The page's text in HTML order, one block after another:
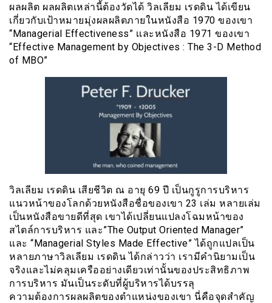
ผลผลิต ผลผลิตเหล่านี้ต้องวัดได้ วิลเลียม เรดดิน ได้เขียน
เกี่ยวกับเป้าหมายมุ่งผลผลิตภายในหนังสือ 1970 ของเขา
“Managerial Effectiveness” เเละหนังสือ 1971 ของเขา
“Effective Management by Objectives : The 3-D Method
of MBO”
วิลเลียม เรดดิน เสียชีวิต ณ อายุ 69 ปี เป็นกูรูการบริหาร
แนวหน้าของโลกด้วยหนังสือชื่อของเขา 23 เล่ม หลายเล่ม
เป็นหนังสือขายดีที่สุด เขาได้เปลี่ยนแปลงโฉมหน้าของ
สไตล์การบริหาร และ”The Output Oriented Manager”
และ “Managerial Styles Made Effective” ได้ถูกแปลเป็น
หลายภาษาวิลเลียม เรดดิน ได้กล่าวว่า เรามีคำนิยามเป็น
จริงและไม่คลุมเครืออย่างเดียวเท่านั้นของประสิทธิภาพ
การบริหาร มันเป็นระดับที่ผู้บริหารได้บรรลุ
ความต้องการผลผลิตของตำแหน่งของเขา นี่คือจุดสำคัญ